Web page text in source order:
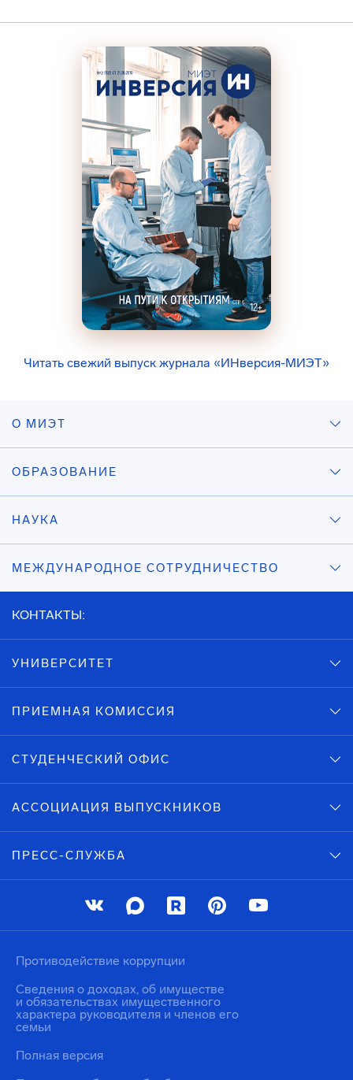
Читать свежий выпуск журнала «ИНверсия-МИЭТ»
О МИЭТ
ОБРАЗОВАНИЕ
НАУКА
МЕЖДУНАРОДНОЕ СОТРУДНИЧЕСТВО
КОНТАКТЫ:
УНИВЕРСИТЕТ
ПРИЕМНАЯ КОМИССИЯ
СТУДЕНЧЕСКИЙ ОФИС
АССОЦИАЦИЯ ВЫПУСКНИКОВ
ПРЕСС-СЛУЖБА
Противодействие коррупции
Сведения о доходах, об имуществе
и обязательствах имущественного
характера руководителя и членов его
семьи
Полная версия